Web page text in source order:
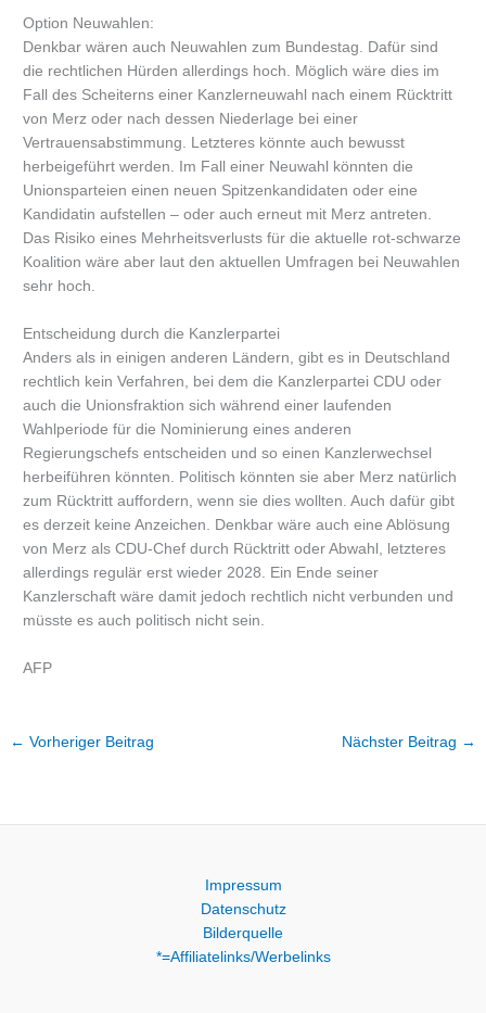
Option Neuwahlen:
Denkbar wären auch Neuwahlen zum Bundestag. Dafür sind
die rechtlichen Hürden allerdings hoch. Möglich wäre dies im
Fall des Scheiterns einer Kanzlerneuwahl nach einem Rücktritt
von Merz oder nach dessen Niederlage bei einer
Vertrauensabstimmung. Letzteres könnte auch bewusst
herbeigeführt werden. Im Fall einer Neuwahl könnten die
Unionsparteien einen neuen Spitzenkandidaten oder eine
Kandidatin aufstellen – oder auch erneut mit Merz antreten.
Das Risiko eines Mehrheitsverlusts für die aktuelle rot-schwarze
Koalition wäre aber laut den aktuellen Umfragen bei Neuwahlen
sehr hoch.
Entscheidung durch die Kanzlerpartei
Anders als in einigen anderen Ländern, gibt es in Deutschland
rechtlich kein Verfahren, bei dem die Kanzlerpartei CDU oder
auch die Unionsfraktion sich während einer laufenden
Wahlperiode für die Nominierung eines anderen
Regierungschefs entscheiden und so einen Kanzlerwechsel
herbeiführen könnten. Politisch könnten sie aber Merz natürlich
zum Rücktritt auffordern, wenn sie dies wollten. Auch dafür gibt
es derzeit keine Anzeichen. Denkbar wäre auch eine Ablösung
von Merz als CDU-Chef durch Rücktritt oder Abwahl, letzteres
allerdings regulär erst wieder 2028. Ein Ende seiner
Kanzlerschaft wäre damit jedoch rechtlich nicht verbunden und
müsste es auch politisch nicht sein.
AFP
← Vorheriger Beitrag Nächster Beitrag →
Impressum
Datenschutz
Bilderquelle
*=Affiliatelinks/Werbelinks